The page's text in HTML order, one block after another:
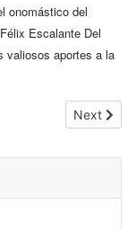
onomástico del
Escalante Del
valiosos aportes a la
de fibrados
Next
Next